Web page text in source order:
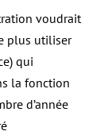
voudrait
plus utiliser
qui
la fonction
d’année